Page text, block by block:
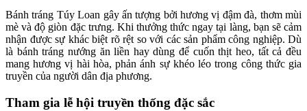
Bánh tráng Túy Loan gây ấn tượng bởi hương vị đậm đà, thơm mùi
mè và độ giòn đặc trưng. Khi thưởng thức ngay tại làng, bạn sẽ cảm
nhận được sự khác biệt rõ rệt so với các sản phẩm công nghiệp. Dù
là bánh tráng nướng ăn liền hay dùng để cuốn thịt heo, tất cả đều
mang hương vị hài hòa, phản ánh sự khéo léo trong công thức gia
truyền của người dân địa phương.
Tham gia lễ hội truyền thống đặc sắc